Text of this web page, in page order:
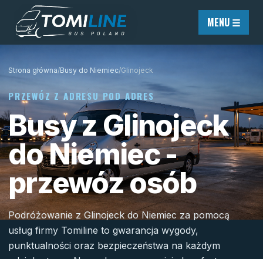
Przejdź do treści
MENU ☰
Strona główna/Busy do Niemiec/Glinojeck
PRZEWÓZ Z ADRESU POD ADRES
Busy z Glinojeck
do Niemiec -
przewóz osób
Podróżowanie z Glinojeck do Niemiec za pomocą
usług firmy Tomiline to gwarancja wygody,
punktualności oraz bezpieczeństwa na każdym